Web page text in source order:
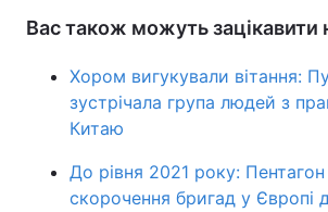
Вас також можуть зацікавити
Хором вигукували вітання:
зустрічала група людей з
Китаю
До рівня 2021 року:
скорочення бригад у Європі